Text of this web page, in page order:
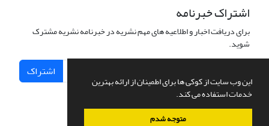
این وب سایت از کوکی ها برای اطمینان از ارائه بهترین
خدمات استفاده می کند.
متوجه شدم
اشتراک خبرنامه
برای دریافت اخبار و اطلاعیه های مهم نشریه در خبرنامه نشریه مشترک
شوید.
اشتراک